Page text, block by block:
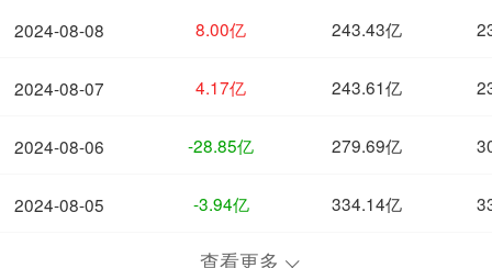
2024-08-08
2024-08-07
2024-08-06
2024-08-05
8.00亿 243.43亿
4.17亿 243.61亿
-28.85亿 279.69亿
-3.94亿 334.14亿
查看更多